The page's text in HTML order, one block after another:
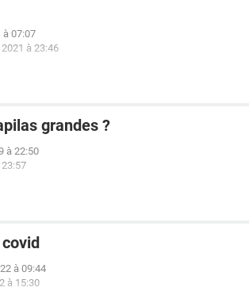
à 07:07
à 23:46
grandes ?
à 22:50
à 09:44
à 15:30